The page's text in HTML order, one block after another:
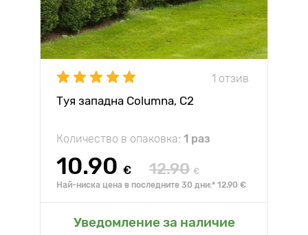
1 отзив
Туя западна Columna, C2
Количество в опаковка: 1 раз
10.90 € 12.90 €
Най-ниска цена в последните 30 дни:* 12.90 €
Уведомление за наличие